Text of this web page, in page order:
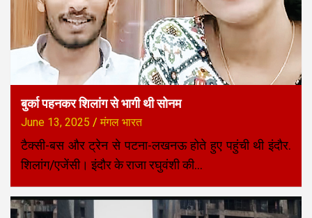
बुर्का पहनकर शिलांग से भागी थी सोनम
June 13, 2025 मंगल भारत
टैक्सी-बस और ट्रेन से पटना-लखनऊ होते हुए पहुंची थी इंदौर.
शिलांग/एजेंसी। इंदौर के राजा रघुवंशी की…